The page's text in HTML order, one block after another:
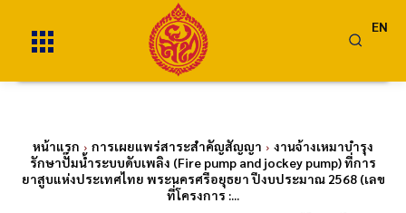
EN
หน้าแรก การเผยแพร่สาระสำคัญสัญญา
งานจ้างเหมาบำรุง
รักษาปั๊มน้ำระบบดับเพลิง (Fire pump and jockey pump) ที่การ
ยาสูบแห่งประเทศไทย พระนครศรีอยุธยา ปีงบประมาณ 2568 (เลข
ที่โครงการ :...